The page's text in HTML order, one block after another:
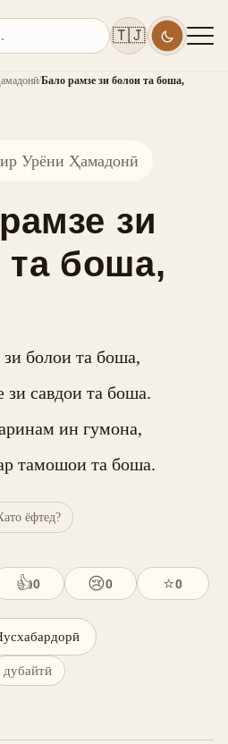
🇹🇯
/Бало рамзе зи болои та боша,
Урёни Ҳамадонӣ
зи
та боша,
зи болои та боша,
савдои та боша.
ин гумона,
тамошои та боша.
ёфтед?
👍0 😢0 ⭐0
дубайтӣ